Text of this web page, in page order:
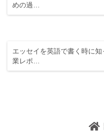
めの過…
エッセイを英語で書く時に
業レポ…